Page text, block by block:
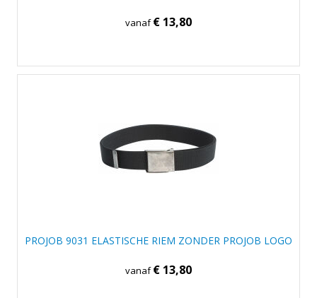
vanaf€ 13,80
PROJOB 9031 ELASTISCHE RIEM ZONDER PROJOB LOGO
vanaf€ 13,80